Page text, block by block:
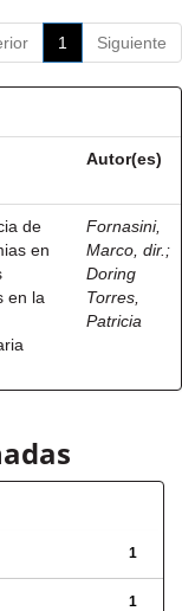
1 Siguiente
Autor(es)
de
en
en la
Fornasini,
Marco, dir. ;
Doring
Torres,
Patricia
1
1